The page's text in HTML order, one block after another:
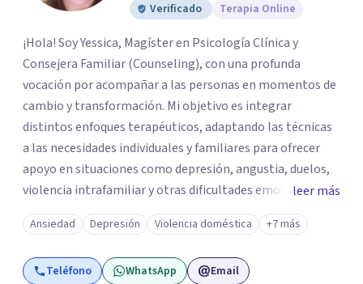
Verificado Terapia Online
¡Hola! Soy Yessica, Magíster en Psicología Clínica y
Consejera Familiar (Counseling), con una profunda
vocación por acompañar a las personas en momentos de
cambio y transformación. Mi objetivo es integrar
distintos enfoques terapéuticos, adaptando las técnicas
a las necesidades individuales y familiares para ofrecer
apoyo en situaciones como depresión, angustia, duelos,
violencia intrafamiliar y otras dificultades emocionales,
tanto a nivel individual, de pareja o familiar. Cuento con
más de 10 años de experiencia profesional en consulta
privada y en diversas instituciones de salud mental,
trabajando con adolescentes, adultos jóvenes, adultos y
leer más
Ansiedad Depresión Violencia doméstica +7 más
Teléfono WhatsApp Email